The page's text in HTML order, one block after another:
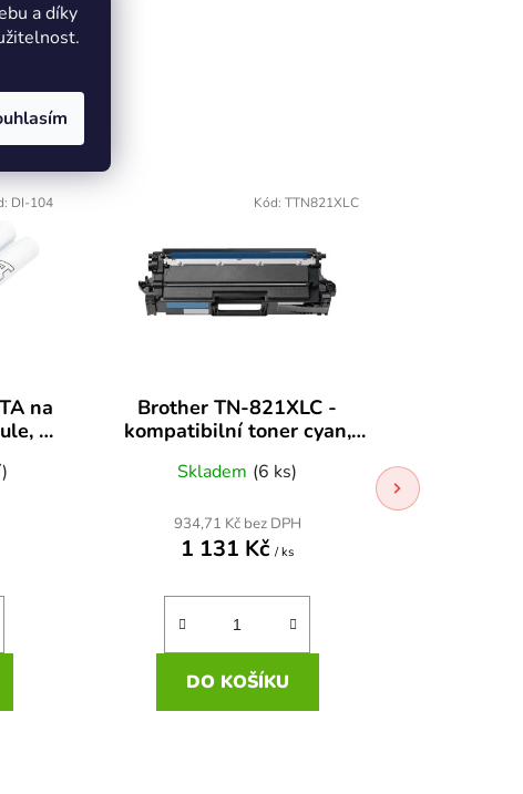
a díky
na
4
DI-104
Brother TN-821XLC -
kompatibilní toner cyan,
Skladem (6 ks)
934,71 Kč bez DPH
1 131 Kč / ks
DO KOŠÍKU
Kód: TTN821XLC